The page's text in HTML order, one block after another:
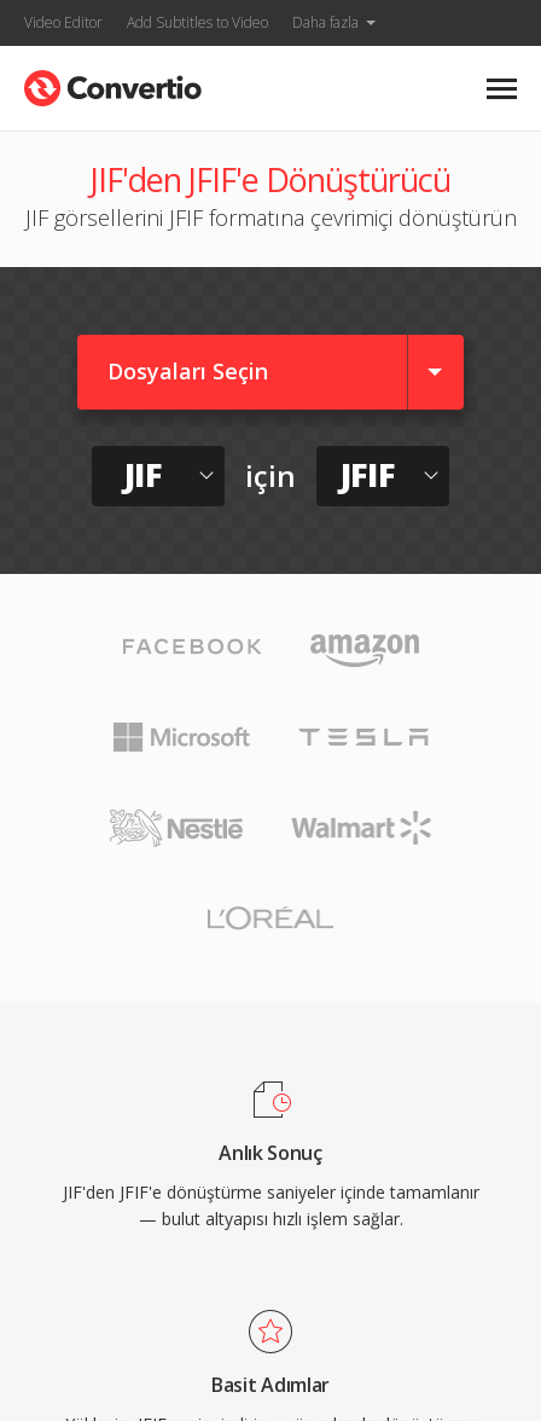
Video Editor Add Subtitles to Video Daha fazla
JIF'den JFIF'e Dönüştürücü
JIF görsellerini JFIF formatına çevrimiçi dönüştürün
Dosyaları Seçin
JIF için JFIF
Anlık Sonuç
JIF'den JFIF'e dönüştürme saniyeler içinde tamamlanır
— bulut altyapısı hızlı işlem sağlar.
Basit Adımlar